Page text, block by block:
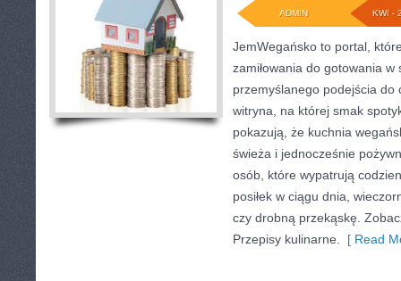
KWI -
ADMIN
JemWegańsko to portal,
zamiłowania do gotowania w
przemyślanego podejścia do
witryna, na której smak
pokazują, że kuchnia
świeża i jednocześnie
osób, które wypatrują
posiłek w ciągu dnia,
czy drobną przekąskę.
Przepisy kulinarne.
[ Read